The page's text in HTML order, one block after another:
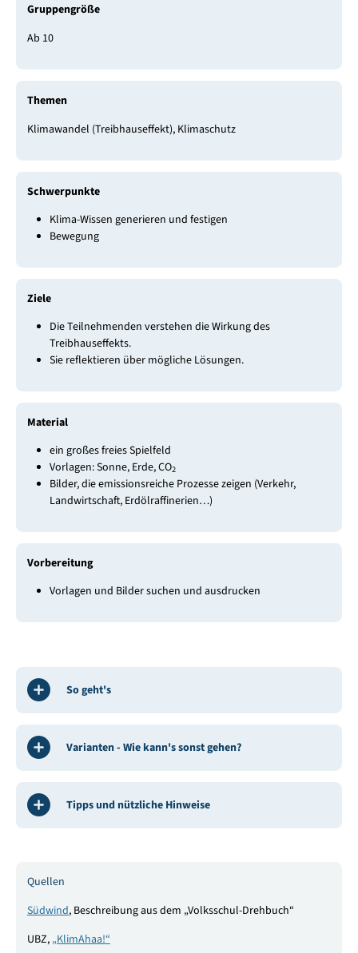
Gruppengröße
Ab 10
Themen
Klimawandel (Treibhauseffekt), Klimaschutz
Schwerpunkte
Klima-Wissen generieren und festigen
Bewegung
Ziele
Die Teilnehmenden verstehen die Wirkung des
Treibhauseffekts.
Sie reflektieren über mögliche Lösungen.
Material
ein großes freies Spielfeld
Vorlagen: Sonne, Erde, CO2
Bilder, die emissionsreiche Prozesse zeigen (Verkehr,
Landwirtschaft, Erdölraffinerien…)
Vorbereitung
Vorlagen und Bilder suchen und ausdrucken
So geht's
Varianten - Wie kann's sonst gehen?
Tipps und nützliche Hinweise
Quellen
Südwind, Beschreibung aus dem „Volksschul-Drehbuch“
UBZ, „KlimAhaa!“